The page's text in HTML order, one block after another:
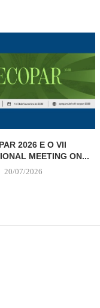
2026 E O VII
MEETING ON...
20/07/2026